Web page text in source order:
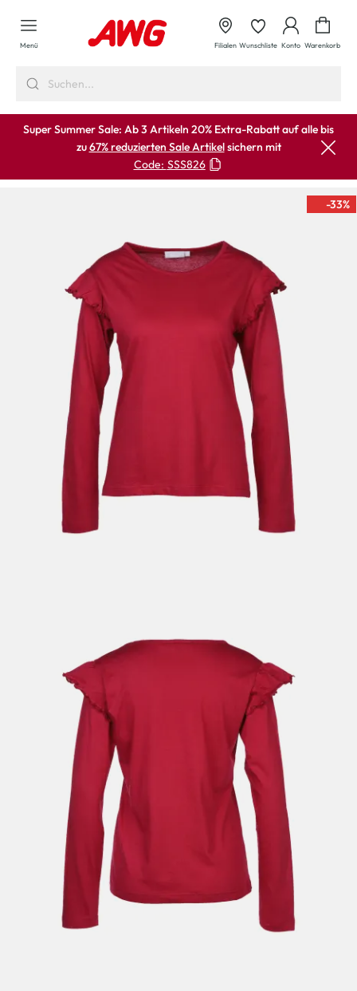
springen
Menü Filialen Wunschliste Konto Warenkorb
Super Summer Sale: Ab 3 Artikeln 20% Extra-Rabatt auf alle bis
zu67% reduzierten Sale Artikelsichern mit
Code: SSS826
-33%